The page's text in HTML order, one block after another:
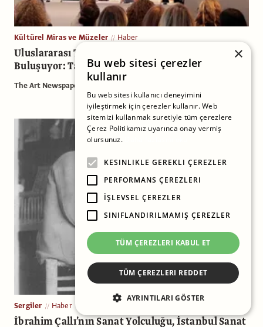
Kültürel Miras ve Müzeler Haber
Uluslararası Tasarımcılar İstanbul Modern’de
Buluşuyor: Tasarım Diyalogları Başlıyor
The Art Newspaper Türkiye
Sergiler Haber
İbrahim Çallı’nın Sanat Yolculuğu, İstanbul Sanat
×
Bu web sitesi çerezler
kullanır
Bu web sitesi kullanıcı deneyimini
iyileştirmek için çerezler kullanır. Web
sitemizi kullanmak suretiyle tüm çerezlere
Çerez Politikamız uyarınca onay vermiş
olursunuz.
KESINLIKLE GEREKLI ÇEREZLER
PERFORMANS ÇEREZLERI
İŞLEVSEL ÇEREZLER
SINIFLANDIRILMAMIŞ ÇEREZLER
TÜM ÇEREZLERI KABUL ET
TÜM ÇEREZLERI REDDET
AYRINTILARI GÖSTER